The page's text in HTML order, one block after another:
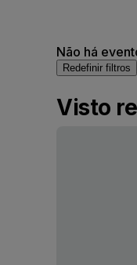
Não há
Redefinir filtros
Visto